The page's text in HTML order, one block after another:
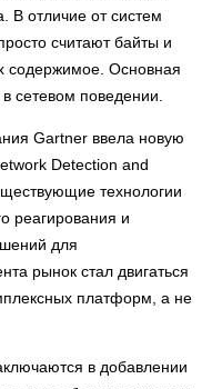
В отличие от систем
считают байты и
содержимое. Основная
сетевом поведении.
Gartner ввела новую
Detection and
технологии
реагирования и
для
рынок стал двигаться
платформ, а не
в добавлении